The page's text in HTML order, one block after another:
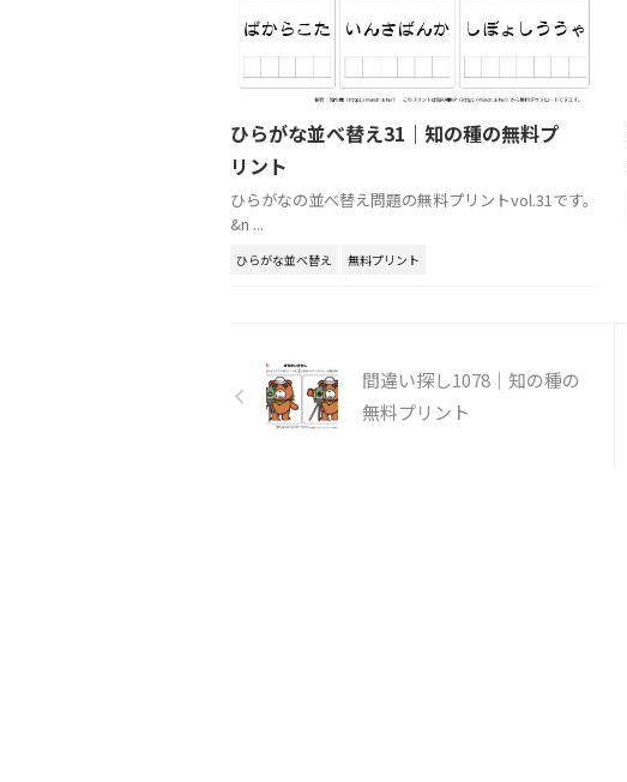
ひらがな並べ替え31｜知の種の無料プ
リント
ひらがなの並べ替え問題の無料プリントvol.31です。
&n ...
ひらがな並べ替え 無料プリント
間違い探し1078｜知の種の
無料プリント